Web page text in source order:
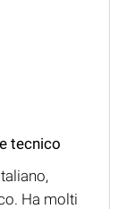
tecnico
Ha molti